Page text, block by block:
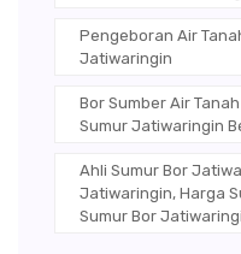
Pengeboran Air
Jatiwaringin
Bor Sumber Air
Sumur Jatiwaringin
Ahli Sumur Bor
Jatiwaringin, Harga
Sumur Bor